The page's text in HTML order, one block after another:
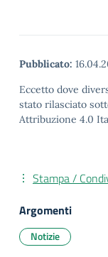
Pubblicato:
Eccetto dove
stato rilasciato
Attribuzione 4.0
Stampa /
Argomenti
Notizie